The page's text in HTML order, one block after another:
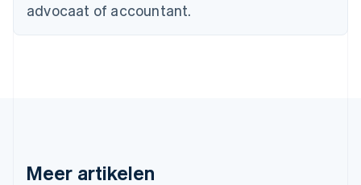
advocaat of accountant.
Meer artikelen
Finland
EnglishSvenska
English